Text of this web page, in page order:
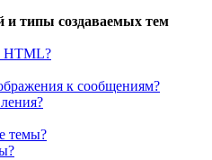
и типы создаваемых тем
HTML?
к сообщениям?
темы?